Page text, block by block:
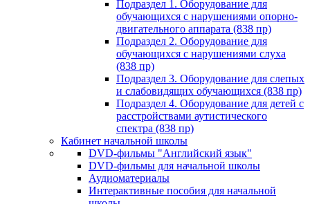
Подраздел 1. Оборудование для
обучающихся с нарушениями опорно-
двигательного аппарата (838 пр)
Подраздел 2. Оборудование для
обучающихся с нарушениями слуха
(838 пр)
Подраздел 3. Оборудование для слепых
и слабовидящих обучающихся (838 пр)
Подраздел 4. Оборудование для детей с
расстройствами аутистического
спектра (838 пр)
Кабинет начальной школы
DVD-фильмы "Английский язык"
DVD-фильмы для начальной школы
Аудиоматериалы
Интерактивные пособия для начальной